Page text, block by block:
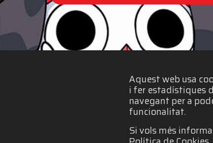
Aquest web usa
i fer estadístiques
navegant per a
funcionalitat.
Si vols més